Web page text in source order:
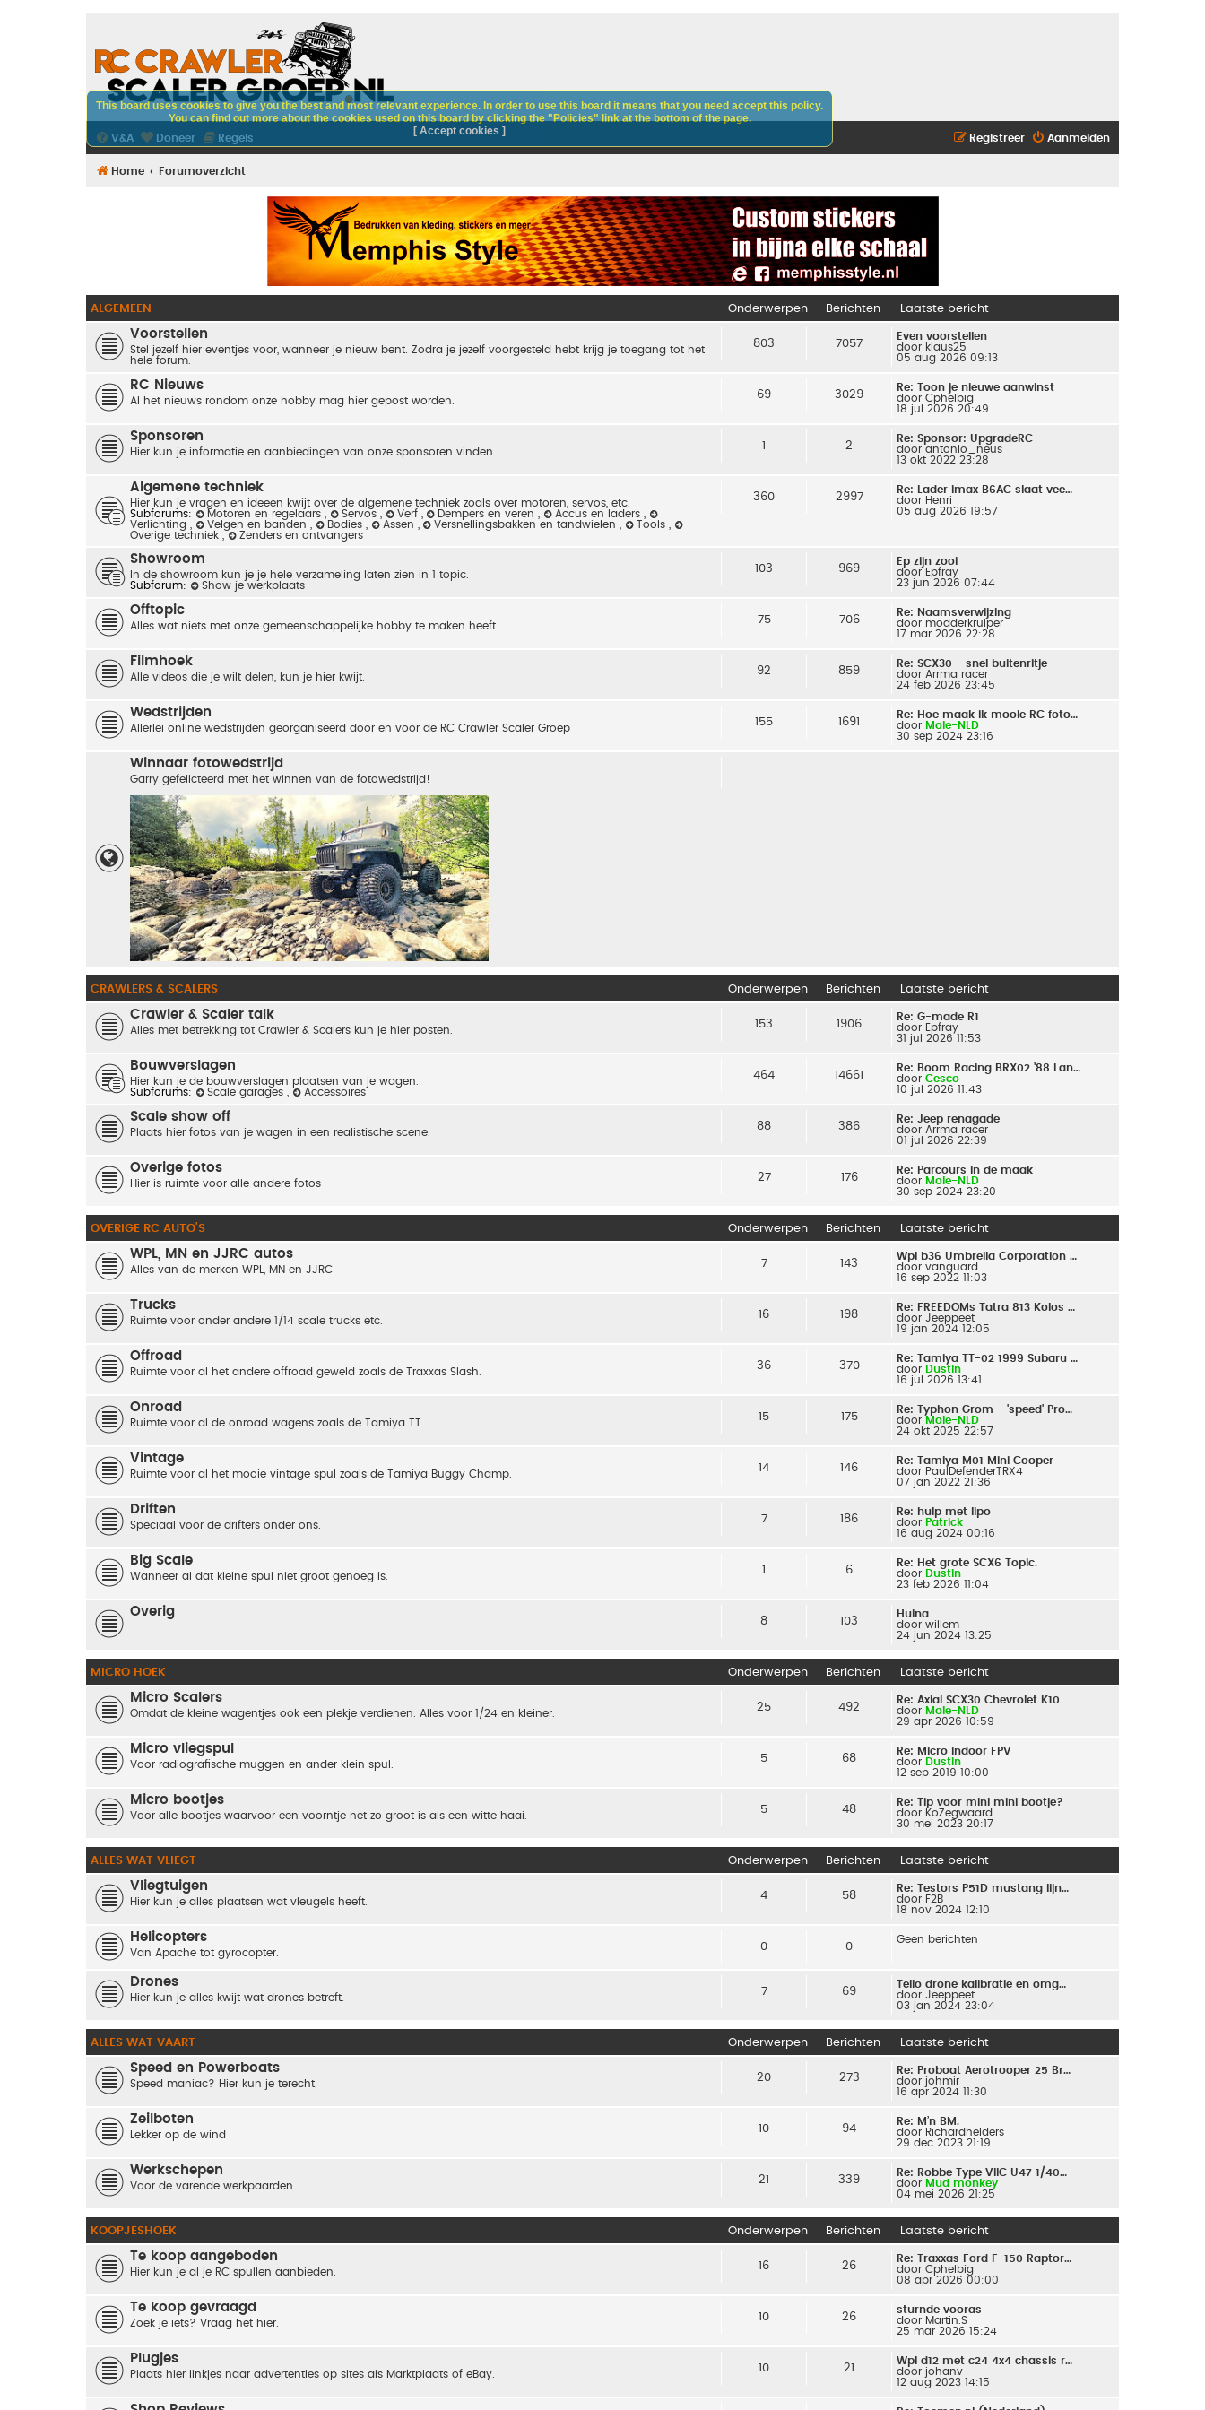
V&A Doneer Regels Aanmelden
Registreer
Home Forumoverzicht
ALGEMEEN Onderwerpen Berichten Laatste bericht
Voorstellen
Stel jezelf hier eventjes voor, wanneer je nieuw bent. Zodra je jezelf voorgesteld hebt krijg je toegang tot het
hele forum.
803 7057
Even voorstellen
door klaus25
05 aug 2026 09:13
RC Nieuws
Al het nieuws rondom onze hobby mag hier gepost worden. 69 3029
Re: Toon je nieuwe aanwinst
door Cphelbig
18 jul 2026 20:49
Sponsoren
Hier kun je informatie en aanbiedingen van onze sponsoren vinden. 1 2
Re: Sponsor: UpgradeRC
door antonio_neus
13 okt 2022 23:28
Algemene techniek
Hier kun je vragen en ideeen kwijt over de algemene techniek zoals over motoren, servos, etc.
Subforums:
Motoren en regelaars Servos Verf Dempers en veren Accus en laders
Verlichting
Velgen en banden Bodies Assen Versnellingsbakken en tandwielen Tools
Overige techniek
Zenders en ontvangers
360 2997
Re: Lader imax B6AC slaat vee…
door Henri
05 aug 2026 19:57
Showroom
In de showroom kun je je hele verzameling laten zien in 1 topic.
Subforum:
Show je werkplaats
103 969
Ep zijn zooi
door Epfray
23 jun 2026 07:44
Offtopic
Alles wat niets met onze gemeenschappelijke hobby te maken heeft. 75 706
Re: Naamsverwijzing
door modderkruiper
17 mar 2026 22:28
Filmhoek
Alle videos die je wilt delen, kun je hier kwijt. 92 859
Re: SCX30 - snel buitenritje
door Arrma racer
24 feb 2026 23:45
Wedstrijden
Allerlei online wedstrijden georganiseerd door en voor de RC Crawler Scaler Groep 155 1691
Re: Hoe maak ik mooie RC foto…
door Mole-NLD
30 sep 2024 23:16
Winnaar fotowedstrijd
Garry gefelicteerd met het winnen van de fotowedstrijd!
CRAWLERS & SCALERS Onderwerpen Berichten Laatste bericht
Crawler & Scaler talk
Alles met betrekking tot Crawler & Scalers kun je hier posten. 153 1906
Re: G-made R1
door Epfray
31 jul 2026 11:53
Bouwverslagen
Hier kun je de bouwverslagen plaatsen van je wagen.
Subforums:
Scale garages Accessoires
464 14661
Re: Boom Racing BRX02 '88 Lan…
door Cesco
10 jul 2026 11:43
Scale show off
Plaats hier fotos van je wagen in een realistische scene. 88 386
Re: Jeep renagade
door Arrma racer
01 jul 2026 22:39
Overige fotos
Hier is ruimte voor alle andere fotos 27 176
Re: Parcours in de maak
door Mole-NLD
30 sep 2024 23:20
OVERIGE RC AUTO'S Onderwerpen Berichten Laatste bericht
WPL, MN en JJRC autos
Alles van de merken WPL, MN en JJRC 7 143
Wpl b36 Umbrella Corporation …
door vanguard
16 sep 2022 11:03
Trucks
Ruimte voor onder andere 1/14 scale trucks etc. 16 198
Re: FREEDOMs Tatra 813 Kolos …
door Jeeppeet
19 jan 2024 12:05
Offroad
Ruimte voor al het andere offroad geweld zoals de Traxxas Slash. 36 370
Re: Tamiya TT-02 1999 Subaru …
door Dustin
16 jul 2026 13:41
Onroad
Ruimte voor al de onroad wagens zoals de Tamiya TT. 15 175
Re: Typhon Grom - 'speed' Pro…
door Mole-NLD
24 okt 2025 22:57
Vintage
Ruimte voor al het mooie vintage spul zoals de Tamiya Buggy Champ. 14 146
Re: Tamiya M01 Mini Cooper
door PaulDefenderTRX4
07 jan 2022 21:36
Driften
Speciaal voor de drifters onder ons. 7 186
Re: hulp met lipo
door Patrick
16 aug 2024 00:16
Big Scale
Wanneer al dat kleine spul niet groot genoeg is. 1 6
Re: Het grote SCX6 Topic.
door Dustin
23 feb 2026 11:04
Overig
8 103
Huina
door willem
24 jun 2024 13:25
MICRO HOEK Onderwerpen Berichten Laatste bericht
Micro Scalers
Omdat de kleine wagentjes ook een plekje verdienen. Alles voor 1/24 en kleiner. 25 492
Re: Axial SCX30 Chevrolet K10
door Mole-NLD
29 apr 2026 10:59
Micro vliegspul
Voor radiografische muggen en ander klein spul. 5 68
Re: Micro indoor FPV
door Dustin
12 sep 2019 10:00
Micro bootjes
Voor alle bootjes waarvoor een voorntje net zo groot is als een witte haai. 5 48
Re: Tip voor mini mini bootje?
door KoZegwaard
30 mei 2023 20:17
ALLES WAT VLIEGT Onderwerpen Berichten Laatste bericht
Vliegtuigen
Hier kun je alles plaatsen wat vleugels heeft. 4 58
Re: Testors P51D mustang lijn…
door F2B
18 nov 2024 12:10
Helicopters
Van Apache tot gyrocopter. 0 0
Geen berichten
Drones
Hier kun je alles kwijt wat drones betreft. 7 69
Tello drone kalibratie en omg…
door Jeeppeet
03 jan 2024 23:04
ALLES WAT VAART Onderwerpen Berichten Laatste bericht
Speed en Powerboats
Speed maniac? Hier kun je terecht. 20 273
Re: Proboat Aerotrooper 25 Br…
door johmir
16 apr 2024 11:30
Zeilboten
Lekker op de wind 10 94
Re: M’n BM.
door Richardhelders
29 dec 2023 21:19
Werkschepen
Voor de varende werkpaarden 21 339
Re: Robbe Type VIIC U47 1/40…
door Mud monkey
04 mei 2026 21:25
KOOPJESHOEK Onderwerpen Berichten Laatste bericht
Te koop aangeboden
Hier kun je al je RC spullen aanbieden. 16 26
Re: Traxxas Ford F-150 Raptor…
door Cphelbig
08 apr 2026 00:00
Te koop gevraagd
Zoek je iets? Vraag het hier. 10 26
sturnde vooras
door Martin.S
25 mar 2026 15:24
Plugjes
Plaats hier linkjes naar advertenties op sites als Marktplaats of eBay. 10 21
Wpl d12 met c24 4x4 chassis r…
door johanv
12 aug 2023 14:15
This board uses cookies to give you the best and most relevant experience. In order to use this board it means that you need accept this policy.
You can find out more about the cookies used on this board by clicking the "Policies" link at the bottom of the page.
[ Accept cookies ]